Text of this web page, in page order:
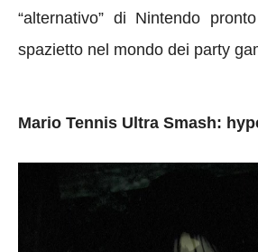
“alternativo” di Nintendo
spazietto nel mondo dei party
Mario Tennis Ultra Smash: